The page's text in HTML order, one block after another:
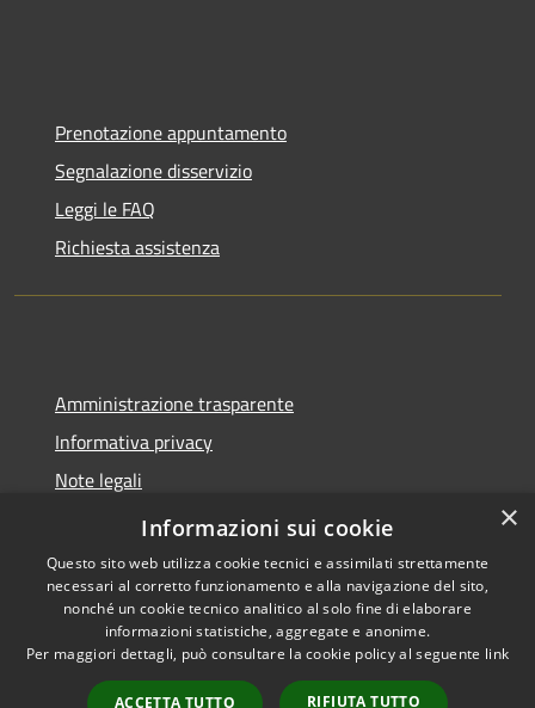
Prenotazione appuntamento
Segnalazione disservizio
Leggi le FAQ
Richiesta assistenza
Amministrazione trasparente
Informativa privacy
Note legali
Dichiarazione di accessibilità
Accessibilità
Copyright © 2026 • Comune di
Spoleto • Powered by
Municipium• Accesso
×
Informazioni sui cookie
Questo sito web utilizza cookie tecnici e assimilati strettamente
necessari al corretto funzionamento e alla navigazione del sito,
nonché un cookie tecnico analitico al solo fine di elaborare
informazioni statistiche, aggregate e anonime.
Per maggiori dettagli, può consultare la cookie policy al seguente link
ACCETTA TUTTO RIFIUTA TUTTO